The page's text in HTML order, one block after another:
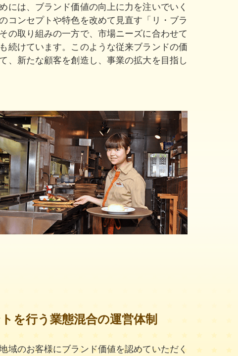
には、ブランド価値の向上に力を注いでいく
コンセプトや特色を改めて見直す「リ・ブラ
の取り組みの一方で、市場ニーズに合わせて
続けています。このような従来ブランドの価
、新たな顧客を創造し、事業の拡大を目指し
を行う業態混合の運営体制
域のお客様にブランド価値を認めていただく